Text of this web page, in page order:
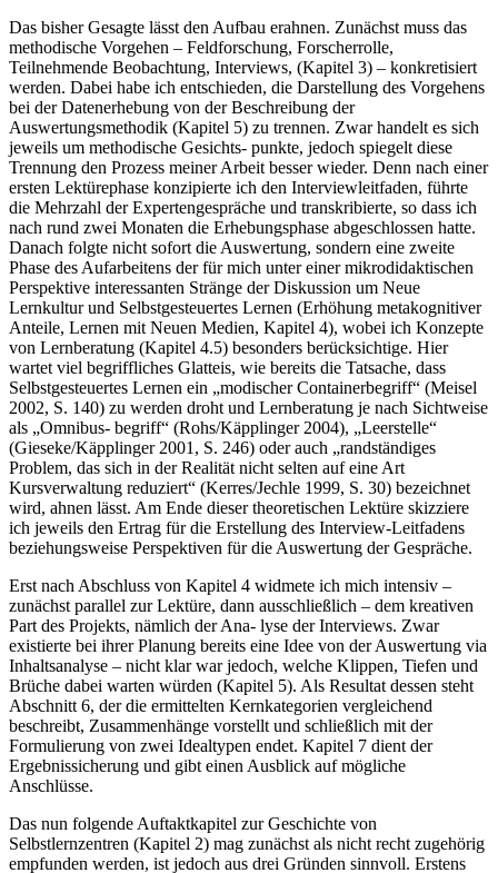
Das bisher Gesagte lässt den Aufbau erahnen. Zunächst muss das
methodische Vorgehen – Feldforschung, Forscherrolle,
Teilnehmende Beobachtung, Interviews, (Kapitel 3) – konkretisiert
werden. Dabei habe ich entschieden, die Darstellung des Vorgehens
bei der Datenerhebung von der Beschreibung der
Auswertungsmethodik (Kapitel 5) zu trennen. Zwar handelt es sich
jeweils um methodische Gesichts- punkte, jedoch spiegelt diese
Trennung den Prozess meiner Arbeit besser wieder. Denn nach einer
ersten Lektürephase konzipierte ich den Interviewleitfaden, führte
die Mehrzahl der Expertengespräche und transkribierte, so dass ich
nach rund zwei Monaten die Erhebungsphase abgeschlossen hatte.
Danach folgte nicht sofort die Auswertung, sondern eine zweite
Phase des Aufarbeitens der für mich unter einer mikrodidaktischen
Perspektive interessanten Stränge der Diskussion um Neue
Lernkultur und Selbstgesteuertes Lernen (Erhöhung metakognitiver
Anteile, Lernen mit Neuen Medien, Kapitel 4), wobei ich Konzepte
von Lernberatung (Kapitel 4.5) besonders berücksichtige. Hier
wartet viel begriffliches Glatteis, wie bereits die Tatsache, dass
Selbstgesteuertes Lernen ein „modischer Containerbegriff“ (Meisel
2002, S. 140) zu werden droht und Lernberatung je nach Sichtweise
als „Omnibus- begriff“ (Rohs/Käpplinger 2004), „Leerstelle“
(Gieseke/Käpplinger 2001, S. 246) oder auch „randständiges
Problem, das sich in der Realität nicht selten auf eine Art
Kursverwaltung reduziert“ (Kerres/Jechle 1999, S. 30) bezeichnet
wird, ahnen lässt. Am Ende dieser theoretischen Lektüre skizziere
ich jeweils den Ertrag für die Erstellung des Interview-Leitfadens
beziehungsweise Perspektiven für die Auswertung der Gespräche.
Erst nach Abschluss von Kapitel 4 widmete ich mich intensiv –
zunächst parallel zur Lektüre, dann ausschließlich – dem kreativen
Part des Projekts, nämlich der Ana- lyse der Interviews. Zwar
existierte bei ihrer Planung bereits eine Idee von der Auswertung via
Inhaltsanalyse – nicht klar war jedoch, welche Klippen, Tiefen und
Brüche dabei warten würden (Kapitel 5). Als Resultat dessen steht
Abschnitt 6, der die ermittelten Kernkategorien vergleichend
beschreibt, Zusammenhänge vorstellt und schließlich mit der
Formulierung von zwei Idealtypen endet. Kapitel 7 dient der
Ergebnissicherung und gibt einen Ausblick auf mögliche
Anschlüsse.
Das nun folgende Auftaktkapitel zur Geschichte von
Selbstlernzentren (Kapitel 2) mag zunächst als nicht recht zugehörig
empfunden werden, ist jedoch aus drei Gründen sinnvoll. Erstens